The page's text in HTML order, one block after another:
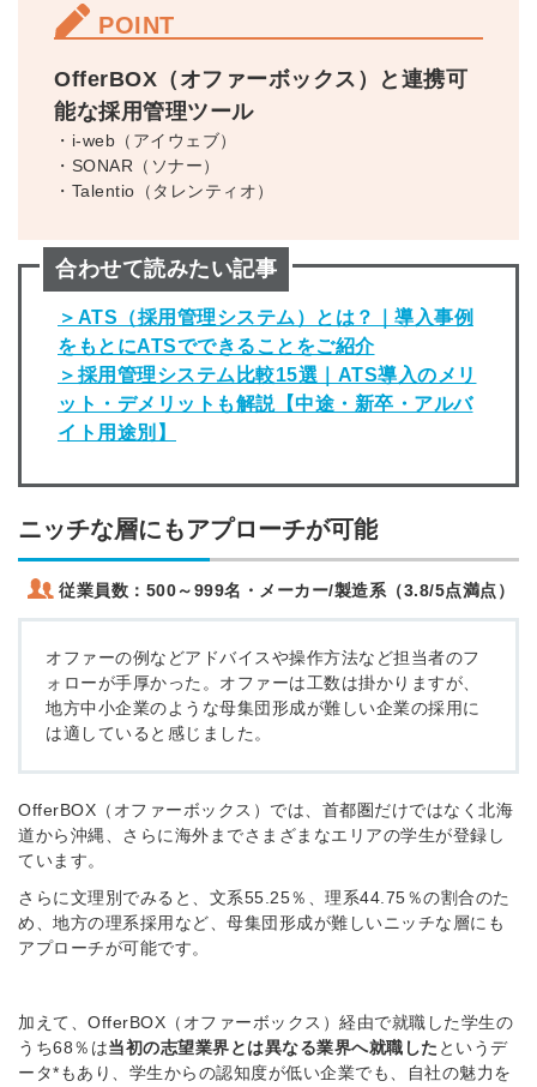
POINT
OfferBOX（オファーボックス）と連携可
能な採用管理ツール
・i-web（アイウェブ）
・SONAR（ソナー）
・Talentio（タレンティオ）
合わせて読みたい記事
＞ATS（採用管理システム）とは？｜導入事例
をもとにATSでできることをご紹介
＞採用管理システム比較15選｜ATS導入のメリ
ット・デメリットも解説【中途・新卒・アルバ
イト用途別】
ニッチな層にもアプローチが可能
従業員数： 500～999名 ・ メーカー/製造系（3.8/5点満点）
オファーの例などアドバイスや操作方法など担当者のフ
ォローが手厚かった。オファーは工数は掛かりますが、
地方中小企業のような母集団形成が難しい企業の採用に
は適していると感じました。
OfferBOX（オファーボックス）では、首都圏だけではなく北海
道から沖縄、さらに海外までさまざまなエリアの学生が登録し
ています。
さらに文理別でみると、文系55.25％、理系44.75％の割合のた
め、地方の理系採用など、母集団形成が難しいニッチな層にも
アプローチが可能です。
加えて、OfferBOX（オファーボックス）経由で就職した学生の
うち68％は当初の志望業界とは異なる業界へ就職した というデ
ータ*もあり、学生からの認知度が低い企業でも、自社の魅力を